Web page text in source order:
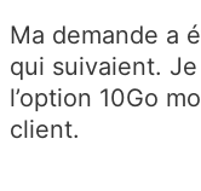
Ma demande a
qui suivaient. Je
l’option 10Go
client.